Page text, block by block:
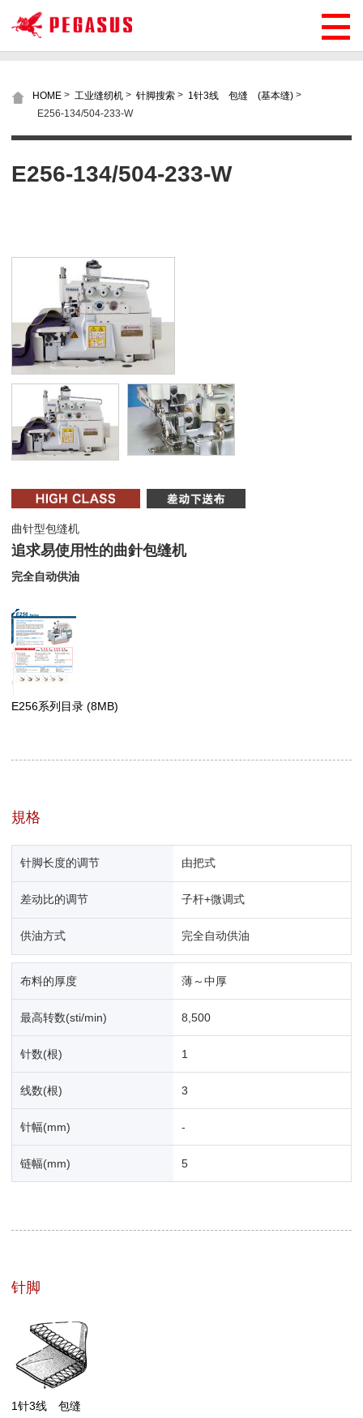
HOME > 工业缝纫机 > 针脚搜索 > 1针3线 包缝 (基本缝) >
E256-134/504-233-W
E256-134/504-233-W
曲针型包缝机
追求易使用性的曲針包缝机
完全自动供油
E256系列目录 (8MB)
規格
针脚长度的调节 由把式
差动比的调节 子杆+微调式
供油方式 完全自动供油
布料的厚度 薄～中厚
最高转数(sti/min) 8,500
针数(根) 1
线数(根) 3
针幅(mm) -
链幅(mm) 5
针脚
1针3线 包缝